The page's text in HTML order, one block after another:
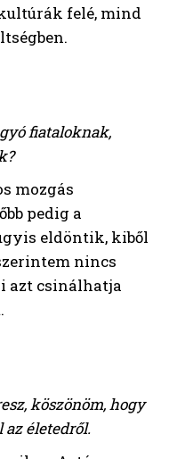
felé, mind
fiataloknak,
mozgás
pedig a
eldöntik, kiből
nincs
azt csinálhatja
köszönöm, hogy
az életedről.